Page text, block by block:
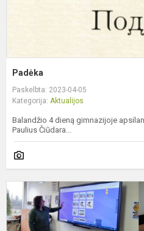
Padėka
Paskelbta: 2023-04-05
Kategorija: Aktualijos
Balandžio 4 dieną gimnazijoje
Paulius Čiūdara...